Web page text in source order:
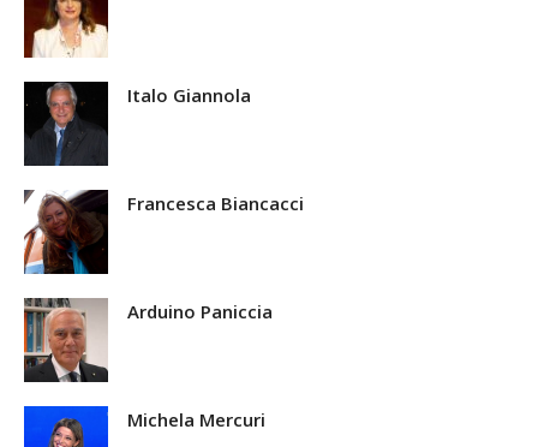
Italo Giannola
Francesca Biancacci
Arduino Paniccia
Michela Mercuri